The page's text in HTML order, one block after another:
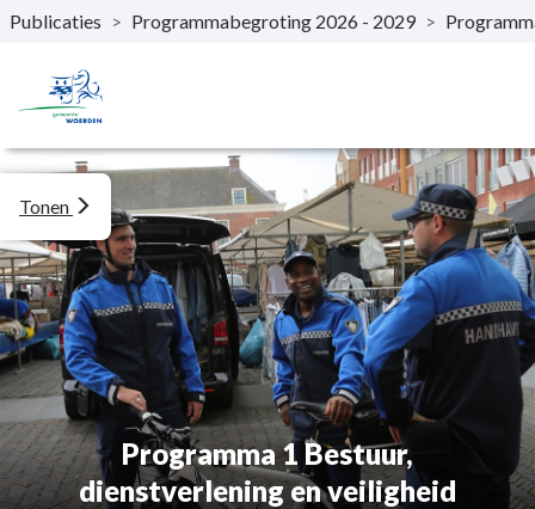
Naar hoofdinhoud
Publicaties > Programmabegroting 2026 - 2029 >
Programma 1 Bestuur,
dienstverlening en veiligheid
Tonen